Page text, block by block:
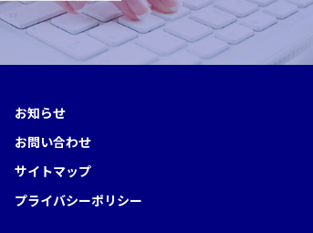
お知らせ
お問い合わせ
サイトマップ
プライバシーポリシー